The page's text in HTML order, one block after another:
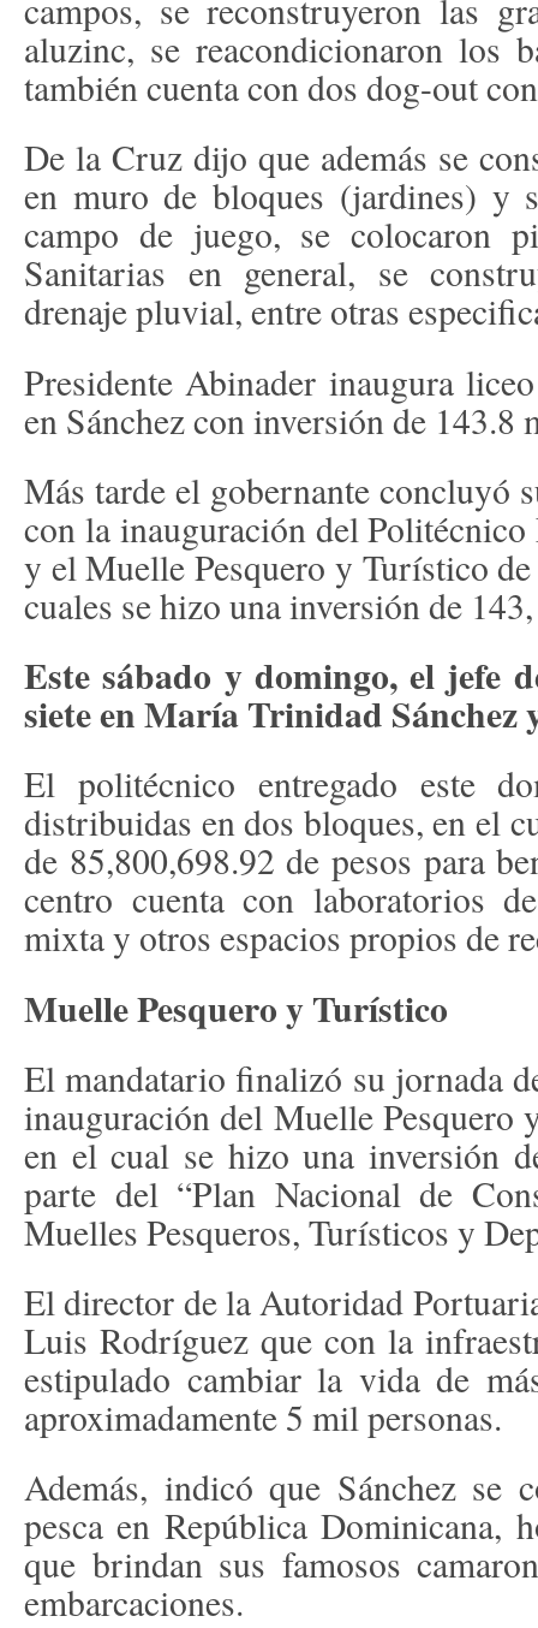
campos, se reconstruyeron las
aluzinc, se reacondicionaron los
también cuenta con dos dog-out
De la Cruz dijo que además se
en muro de bloques (jardines) y
campo de juego, se colocaron
Sanitarias en general, se
drenaje pluvial, entre otras
Presidente Abinader inaugura
en Sánchez con inversión de 143.8
Más tarde el gobernante concluyó
con la inauguración del
y el Muelle Pesquero y Turístico
cuales se hizo una inversión de
Este sábado y domingo, el jefe
siete en María Trinidad Sánchez
El politécnico entregado este
distribuidas en dos bloques, en el
de 85,800,698.92 de pesos para
centro cuenta con laboratorios
mixta y otros espacios propios de
Muelle Pesquero y Turístico
El mandatario finalizó su jornada
inauguración del Muelle Pesquero
en el cual se hizo una inversión
parte del “Plan Nacional de
Muelles Pesqueros, Turísticos y
El director de la Autoridad
Luis Rodríguez que con la
estipulado cambiar la vida de
aproximadamente 5 mil personas.
Además, indicó que Sánchez se
pesca en República Dominicana,
que brindan sus famosos
embarcaciones.